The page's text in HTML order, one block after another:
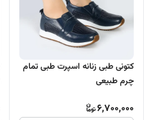
کتونی طبی زنانه اسپرت طبی تمام
چرم طبیعی
6,700,000